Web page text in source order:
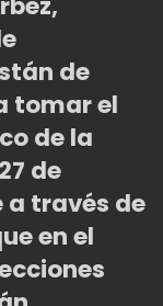
de
tomar el
de la
de
a través de
en el